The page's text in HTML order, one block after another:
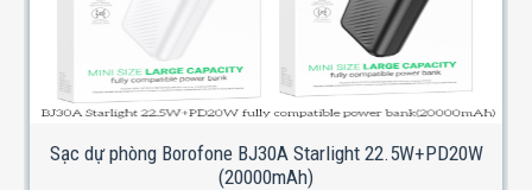
Sạc dự phòng Borofone BJ30A Starlight 22.5W+PD20W
(20000mAh)